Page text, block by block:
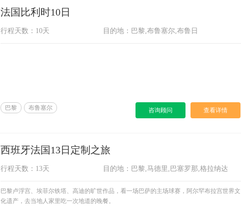
法国比利时10日
行程天数：10天 目的地：巴黎,布鲁塞尔,布鲁日
巴黎 布鲁塞尔 咨询顾问 查看详情
西班牙法国13日定制之旅
行程天数：13天 目的地：巴黎,马德里,巴塞罗那,格拉纳达
巴黎卢浮宫、埃菲尔铁塔、高迪的旷世作品，看一场巴萨的主场球赛，阿尔罕布拉宫世界文
化遗产，去当地人家里吃一次地道的晚餐。